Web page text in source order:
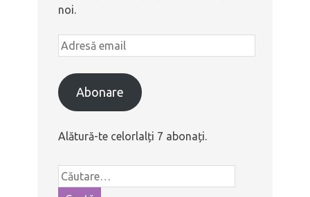
noi.
Abonare
Alătură-te celorlalți 7 abonați.